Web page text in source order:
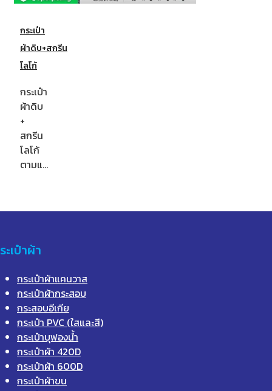
กระเป๋า
ผ้าดิบ+สกรีน
โลโก้
กระเป๋า
ผ้าดิบ
+
สกรีน
โลโก้
ตามแ…
ะเป๋าผ้า
กระเป๋าผ้าแคนวาส
กระเป๋าผ้ากระสอบ
กระสอบอีเกีย
กระเป๋า PVC (ใสและสี)
กระเป๋าบุฟองน้ำ
กระเป๋าผ้า 420D
กระเป๋าผ้า 600D
กระเป๋าผ้าขน